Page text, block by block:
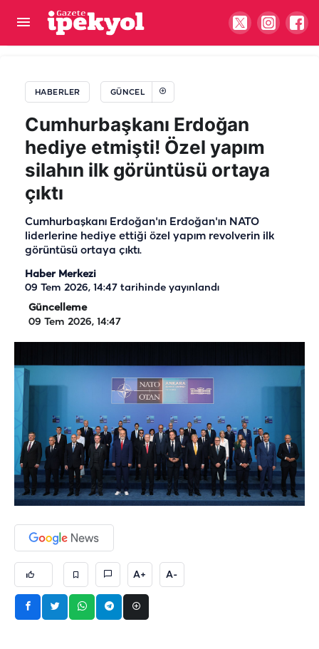
HABERLER GÜNCEL
Cumhurbaşkanı Erdoğan
hediye etmişti! Özel yapım
silahın ilk görüntüsü ortaya
çıktı
Cumhurbaşkanı Erdoğan'ın Erdoğan'ın NATO
liderlerine hediye ettiği özel yapım revolverin ilk
görüntüsü ortaya çıktı.
Haber Merkezi
09 Tem 2026, 14:47 tarihinde yayınlandı
Güncelleme
09 Tem 2026, 14:47
A+ A-
Harran Üniversitesinde skandal iddia!